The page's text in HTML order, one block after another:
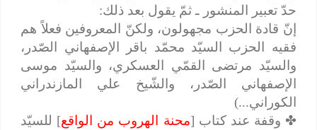
حدّ تعبير المنشور ـ ثمّ يقول بعد ذلك:
إنّ قادة الحزب مجهولون، ولكنّ المعروفين فعلاً هم
فقيه الحزب السيّد محمّد باقر الإصفهاني الصّدر،
والسيّد مرتضى القمّي العسكري، والسيّد موسى
الإصفهاني الصّدر، والشّيخ علي المازندراني
الكوراني...)
✤وقفة عند كتاب [ محنة الهروب من الواقع] للسيّد